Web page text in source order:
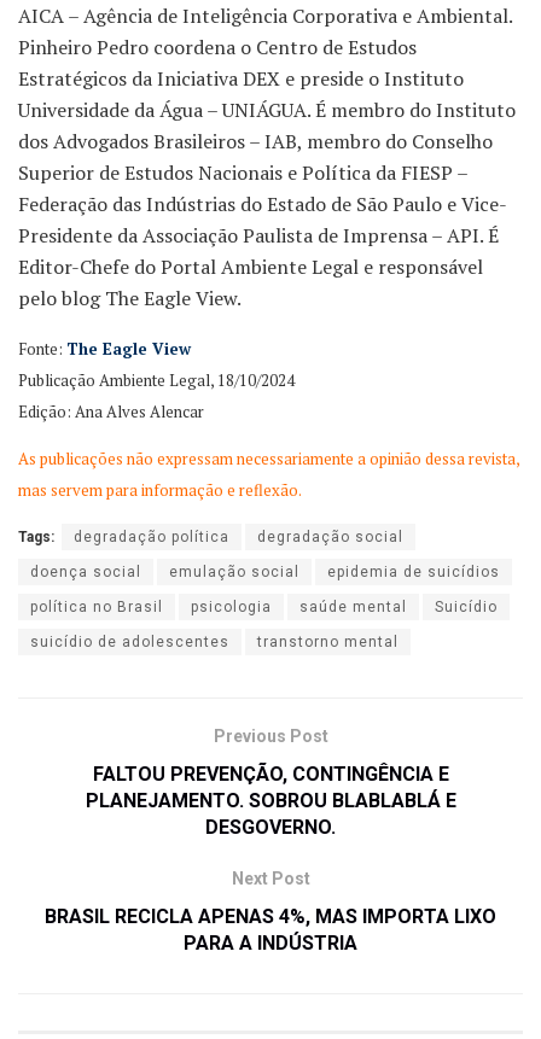
AICA – Agência de Inteligência Corporativa e Ambiental.
Pinheiro Pedro coordena o Centro de Estudos
Estratégicos da Iniciativa DEX e preside o Instituto
Universidade da Água – UNIÁGUA. É membro do Instituto
dos Advogados Brasileiros – IAB, membro do Conselho
Superior de Estudos Nacionais e Política da FIESP –
Federação das Indústrias do Estado de São Paulo e Vice-
Presidente da Associação Paulista de Imprensa – API. É
Editor-Chefe do Portal Ambiente Legal e responsável
pelo blog The Eagle View.
Fonte: The Eagle View
Publicação Ambiente Legal, 18/10/2024
Edição: Ana Alves Alencar
As publicações não expressam necessariamente a opinião dessa revista,
mas servem para informação e reflexão.
Tags: degradação política degradação social
doença social emulação social epidemia de suicídios
política no Brasil psicologia saúde mental Suicídio
suicídio de adolescentes transtorno mental
Previous Post
FALTOU PREVENÇÃO, CONTINGÊNCIA E
PLANEJAMENTO. SOBROU BLABLABLÁ E
DESGOVERNO.
Next Post
BRASIL RECICLA APENAS 4%, MAS IMPORTA LIXO
PARA A INDÚSTRIA